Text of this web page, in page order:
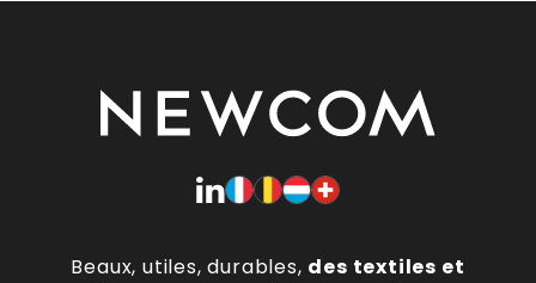
Beaux, utiles, durables, des textiles et